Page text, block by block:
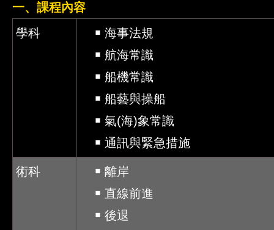
一、課程內容
學科
￭ 海事法規
￭ 航海常識
￭ 船機常識
￭ 船藝與操船
￭ 氣(海)象常識
￭ 通訊與緊急措施
術科
￭ 離岸
￭ 直線前進
​ ￭ 後退